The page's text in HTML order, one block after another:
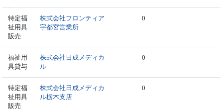
特定福
祉用具
販売
株式会社フロンティア
宇都宮営業所
0
福祉用
具貸与
株式会社日成メディカ
ル
0
特定福
祉用具
販売
株式会社日成メディカ
ル栃木支店
0